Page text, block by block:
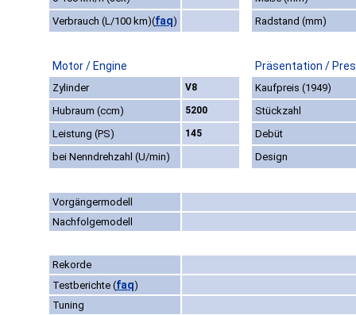
Verbrauch (L/100 km)(faq) Radstand (mm)
Motor / Engine Präsentation /
Zylinder V8
Kaufpreis (1949)
Hubraum (ccm)
5200
Stückzahl
Leistung (PS)
145
Debüt
bei Nenndrehzahl (U/min)
Design
Vorgängermodell
Nachfolgemodell
Rekorde
Testberichte (faq)
Tuning